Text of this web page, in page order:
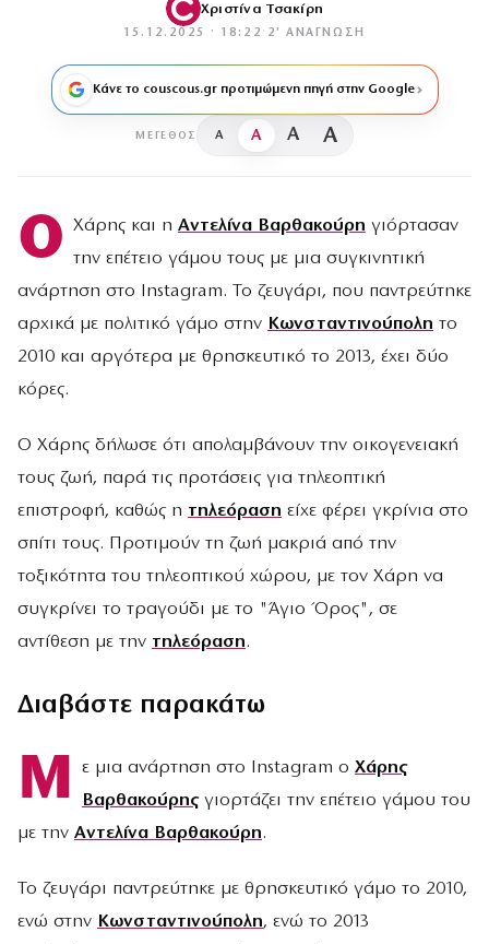
Χριστίνα Τσακίρη
15.12.2025 · 18:22 · 2′ ΑΝΆΓΝΩΣΗ
Κάνε το couscous.gr προτιμώμενη πηγή στην Google
ΜΈΓΕΘΟΣ A A A A
Ο Χάρης και η Αντελίνα Βαρθακούρη γιόρτασαν
την επέτειο γάμου τους με μια συγκινητική
ανάρτηση στο Instagram. Το ζευγάρι, που παντρεύτηκε
αρχικά με πολιτικό γάμο στην Κωνσταντινούπολη το
2010 και αργότερα με θρησκευτικό το 2013, έχει δύο
κόρες.
Ο Χάρης δήλωσε ότι απολαμβάνουν την οικογενειακή
τους ζωή, παρά τις προτάσεις για τηλεοπτική
επιστροφή, καθώς η τηλεόραση είχε φέρει γκρίνια στο
σπίτι τους. Προτιμούν τη ζωή μακριά από την
τοξικότητα του τηλεοπτικού χώρου, με τον Χάρη να
συγκρίνει το τραγούδι με το "Άγιο Όρος", σε
αντίθεση με την τηλεόραση.
Διαβάστε παρακάτω
Μ ε μια ανάρτηση στο Instagram ο Χάρης
Βαρθακούρηςγιορτάζει την επέτειο γάμου του
με την Αντελίνα Βαρθακούρη.
Το ζευγάρι παντρεύτηκε με θρησκευτικό γάμο το 2010,
ενώ στην Κωνσταντινούπολη, ενώ το 2013